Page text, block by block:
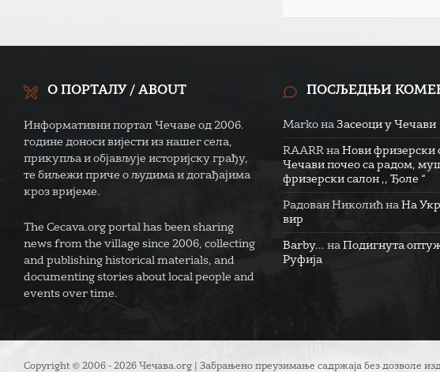
О ПОРТАЛУ / ABOUT
Информативни портал Чечаве од 2006.
године доноси вијести из нашег села,
прикупља и објављује историјску грађу,
те биљежи приче о људима и догађајима
кроз вријеме.
The Cecava.org portal has been sharing
news from the village since 2006, collecting
and publishing historical materials, and
documenting stories about local people and
events over time.
ПОСЉЕДЊИ
Marko наЗасеоци у Чечави
RAARR наНови фризерски
Чечави почео са радом,
фризерски салон ,, Ђоле “
Радован Николић наНа
вир
Barby... наПодигнута
Руфија
Copyright © 2006 - 2026 Чечава.org | Забрањено преузимање садржаја без дозволе